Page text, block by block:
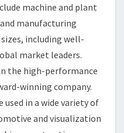
machine and plant
manufacturing
including well-
market leaders.
the high-performance
winning company.
used in a wide variety of
and visualization